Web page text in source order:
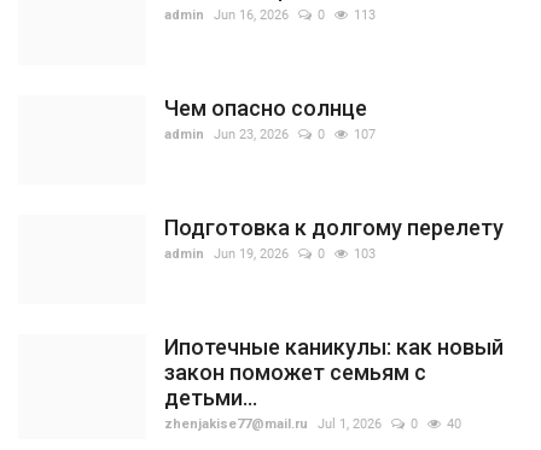
admin Jun 16, 2026 0 113
Чем опасно солнце
admin Jun 23, 2026 0 107
Подготовка к долгому перелету
admin Jun 19, 2026 0 103
Ипотечные каникулы: как новый
закон поможет семьям с
детьми...
zhenjakise77@mail.ru Jul 1, 2026 0 40